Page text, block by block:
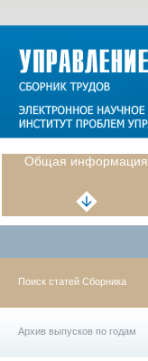
Общая информация
Поиск статей Сборника
Архив выпусков по годам